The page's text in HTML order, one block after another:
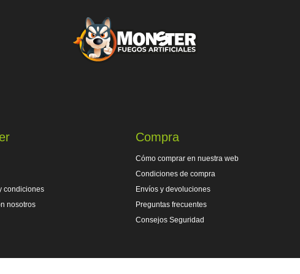
condiciones
nosotros
Compra
Cómo comprar en nuestra web
Condiciones de compra
Envíos y devoluciones
Preguntas frecuentes
Consejos Seguridad